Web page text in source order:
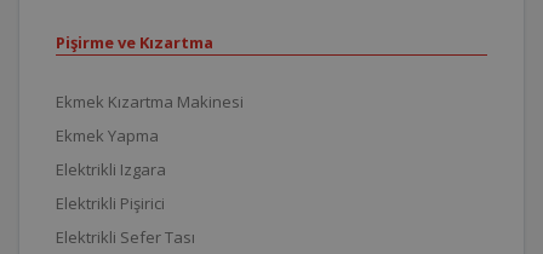
Pişirme ve Kızartma
Ekmek Kızartma Makinesi
Ekmek Yapma
Elektrikli Izgara
Elektrikli Pişirici
Elektrikli Sefer Tası